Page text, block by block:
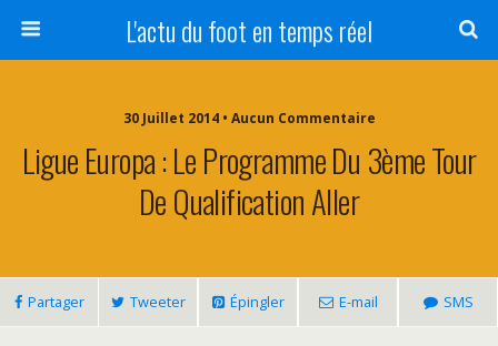
L'actu du foot en temps réel
30 Juillet 2014 • Aucun Commentaire
Ligue Europa : Le Programme Du 3ème Tour
De Qualification Aller
Partager Tweeter Épingler E-mail SMS